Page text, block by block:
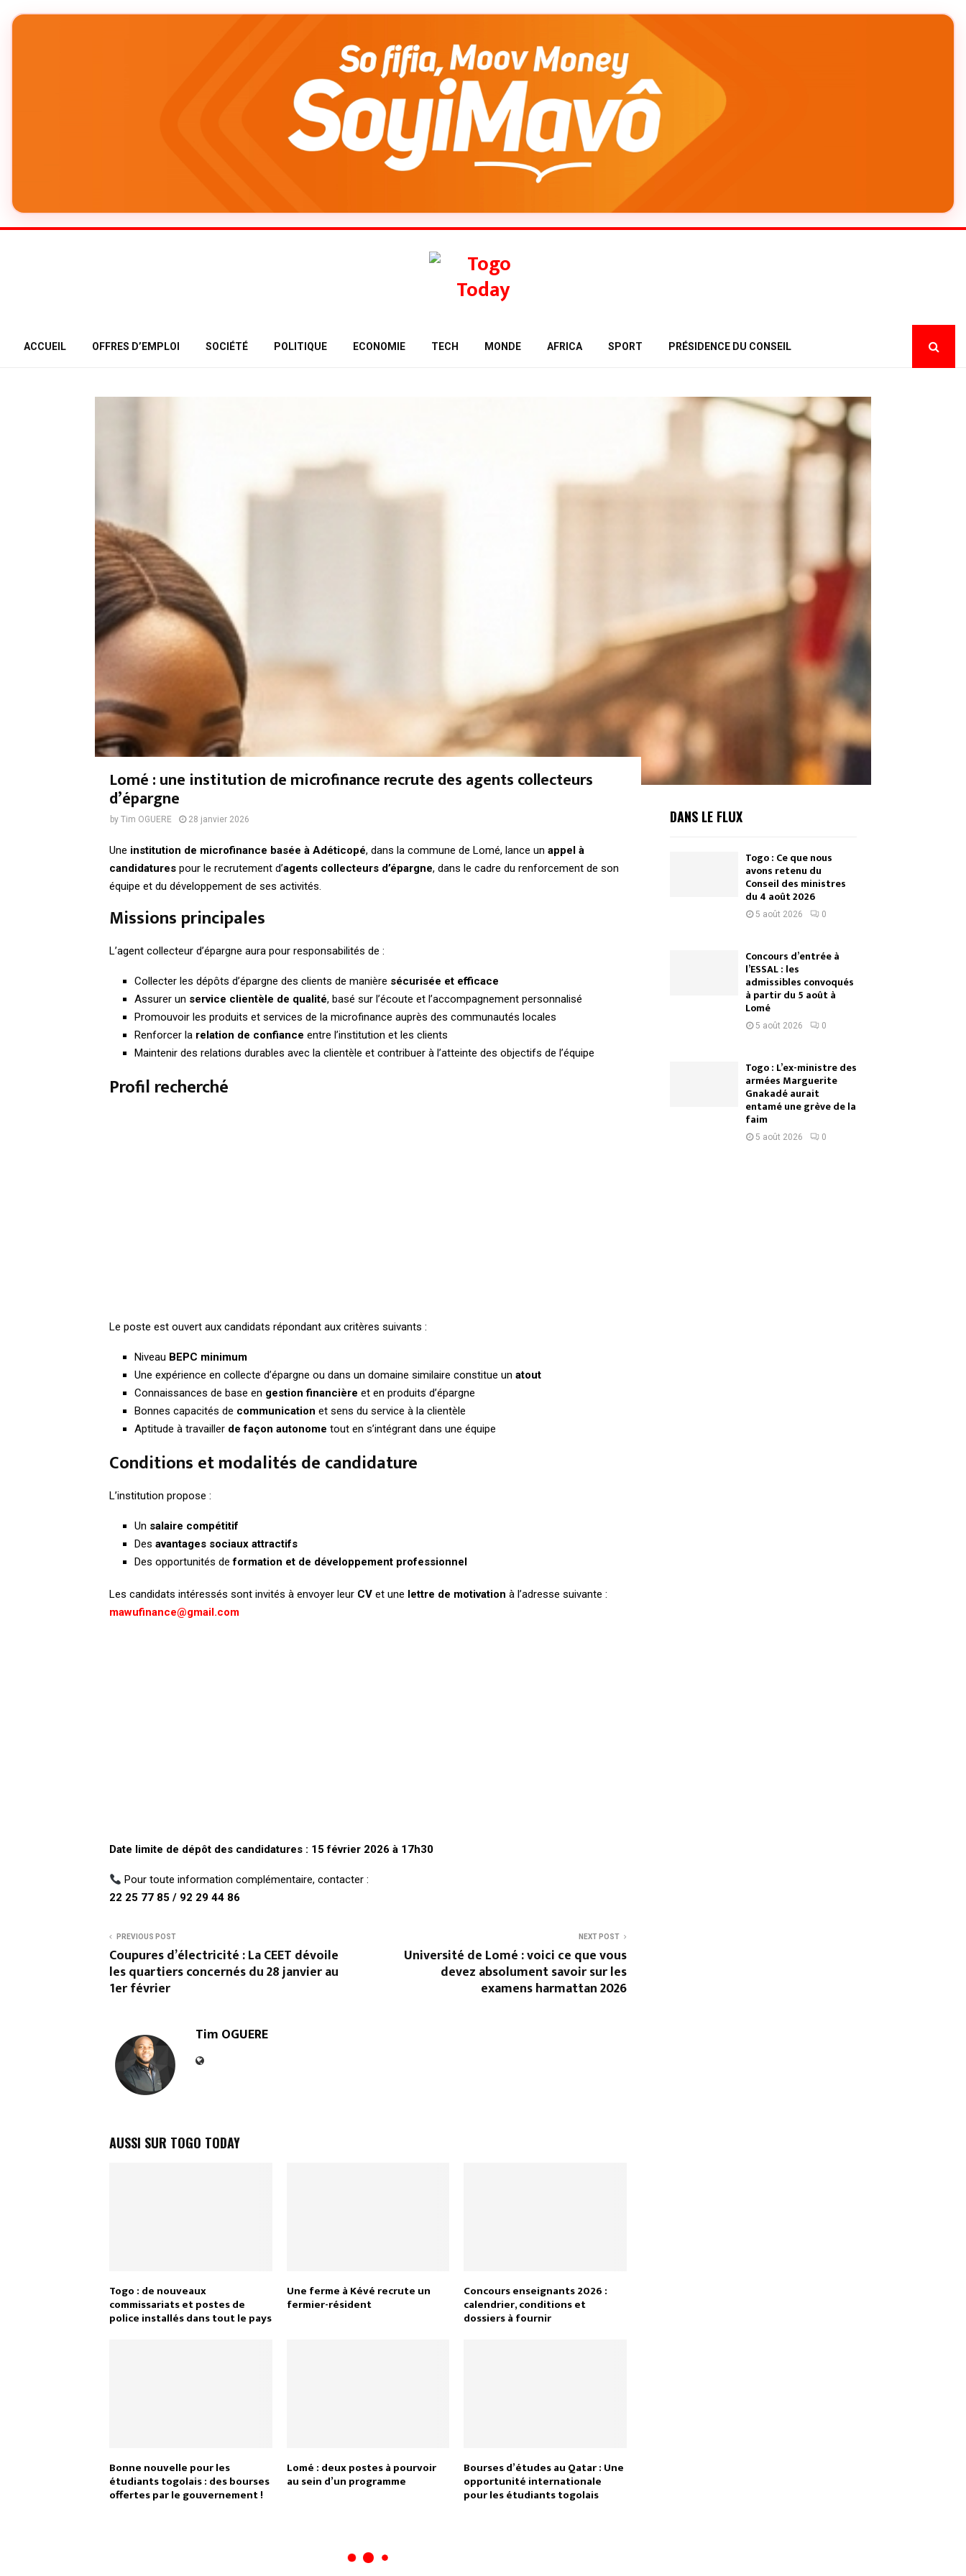
ACCUEIL OFFRES D’EMPLOI SOCIÉTÉ POLITIQUE ECONOMIE TECH MONDE AFRICA SPORT PRÉSIDENCE DU CONSEIL
Lomé : une institution de microfinance recrute des agents collecteurs
d’épargne
by Tim OGUERE 28 janvier 2026
Une institution de microfinance basée à Adéticopé, dans la commune de Lomé, lance un appel à
candidatures pour le recrutement d’agents collecteurs d’épargne, dans le cadre du renforcement de son
équipe et du développement de ses activités.
Missions principales
L’agent collecteur d’épargne aura pour responsabilités de :
Collecter les dépôts d’épargne des clients de manière sécurisée et efficace
Assurer un service clientèle de qualité, basé sur l’écoute et l’accompagnement personnalisé
Promouvoir les produits et services de la microfinance auprès des communautés locales
Renforcer la relation de confiance entre l’institution et les clients
Maintenir des relations durables avec la clientèle et contribuer à l’atteinte des objectifs de l’équipe
Profil recherché
Le poste est ouvert aux candidats répondant aux critères suivants :
Niveau BEPC minimum
Une expérience en collecte d’épargne ou dans un domaine similaire constitue un atout
Connaissances de base en gestion financière et en produits d’épargne
Bonnes capacités de communication et sens du service à la clientèle
Aptitude à travailler de façon autonome tout en s’intégrant dans une équipe
Conditions et modalités de candidature
L’institution propose :
Un salaire compétitif
Des avantages sociaux attractifs
Des opportunités deformation et de développement professionnel
Les candidats intéressés sont invités à envoyer leur CV et une lettre de motivation à l’adresse suivante :
mawufinance@gmail.com
Date limite de dépôt des candidatures : 15 février 2026 à 17h30
Pour toute information complémentaire, contacter :
22 25 77 85 / 92 29 44 86
PREVIOUS POST
Coupures d’électricité : La CEET dévoile
les quartiers concernés du 28 janvier au
1er février
NEXT POST
Université de Lomé : voici ce que vous
devez absolument savoir sur les
examens harmattan 2026
Tim OGUERE
AUSSI SUR TOGO TODAY
Togo : de nouveaux
commissariats et postes de
police installés dans tout le pays
Une ferme à Kévé recrute un
fermier-résident
Concours enseignants 2026 :
calendrier, conditions et
dossiers à fournir
Bonne nouvelle pour les
étudiants togolais : des bourses
offertes par le gouvernement !
Lomé : deux postes à pourvoir
au sein d’un programme
Bourses d’études au Qatar : Une
opportunité internationale
pour les étudiants togolais
DANS LE FLUX
Togo : Ce que nous
avons retenu du
Conseil des ministres
du 4 août 2026
5 août 2026 0
Concours d’entrée à
l’ESSAL : les
admissibles convoqués
à partir du 5 août à
Lomé
5 août 2026 0
Togo : L’ex-ministre des
armées Marguerite
Gnakadé aurait
entamé une grève de la
faim
5 août 2026 0